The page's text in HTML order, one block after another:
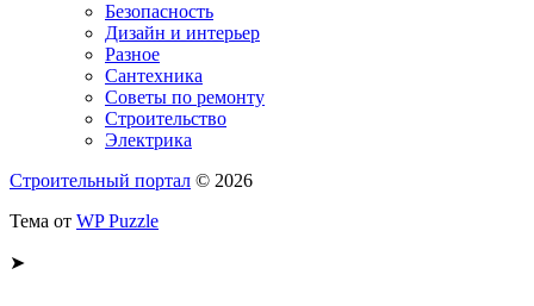
Безопасность
Дизайн и интерьер
Разное
Сантехника
Советы по ремонту
Строительство
Электрика
Строительный портал © 2026
Тема от WP Puzzle
➤